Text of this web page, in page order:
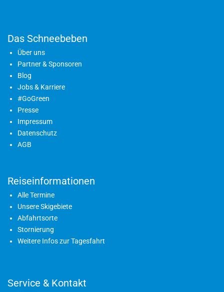
Das Schneebeben
Über uns
Partner & Sponsoren
Blog
Jobs & Karriere
#GoGreen
Presse
Impressum
Datenschutz
AGB
Reiseinformationen
Alle Termine
Unsere Skigebiete
Abfahrtsorte
Stornierung
Weitere Infos zur Tagesfahrt
Service & Kontakt